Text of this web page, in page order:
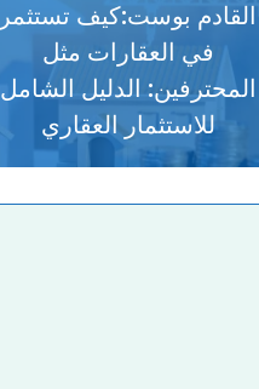
القادم بوست:كيف تستثمر
في العقارات مثل
المحترفين: الدليل الشامل
للاستثمار العقاري